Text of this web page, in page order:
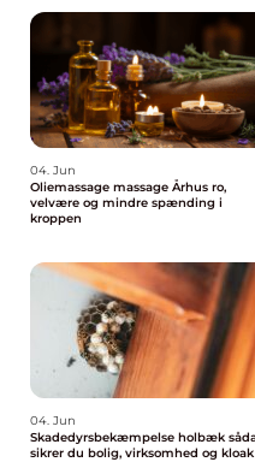
04. Jun
Oliemassage massage Århus ro,
velvære og mindre spænding i
kroppen
04. Jun
Skadedyrsbekæmpelse holbæk sådan
sikrer du bolig, virksomhed og kloak